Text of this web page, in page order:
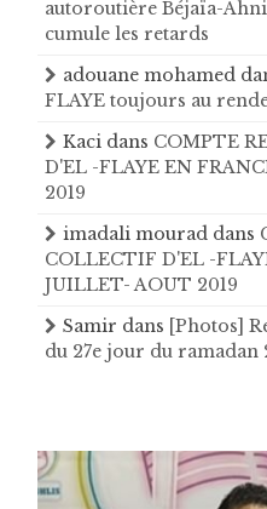
autoroutière Béjaïa-
cumule les retards
adouane mohamed
FLAYE toujours au
Kaci dans COMPTE
D'EL -FLAYE EN
2019
imadali mourad dans
COLLECTIF D'EL -
JUILLET- AOUT 2019
Samir dans [Photos]
du 27e jour du ramadan